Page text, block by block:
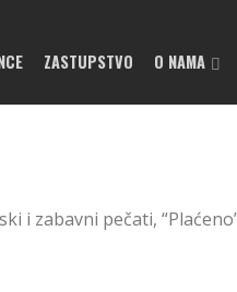
ZASTUPSTVO O NAMA
i zabavni pečati,